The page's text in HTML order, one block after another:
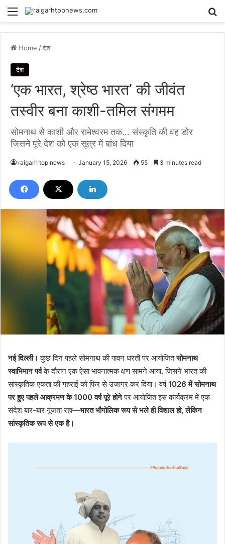
Menu
Home /देश
देश
‘एक भारत, श्रेष्ठ भारत’ की जीवंत
तस्वीर बना काशी-तमिल संगमम
सोमनाथ से काशी और रामेश्वरम तक… संस्कृति की वह डोर
जिसने पूरे देश को एक सूत्र में बांध दिया
raigarh top news January 15, 2026 55 3 minutes read
नई दिल्ली। कुछ दिन पहले सोमनाथ की पावन धरती पर आयोजितसोमनाथ
स्वाभिमान पर्वके दौरान एक ऐसा भावनात्मक क्षण सामने आया, जिसने भारत की
सांस्कृतिक एकता की गहराई को फिर से उजागर कर दिया। वर्ष1026 में सोमनाथ
पर हुए पहले आक्रमण के 1000 वर्ष पूरे होनेपर आयोजित इस कार्यक्रम में एक
संदेश बार-बार गूंजता रहा—भारत भौगोलिक रूप से भले ही विशाल हो, लेकिन
सांस्कृतिक रूप से एक है।